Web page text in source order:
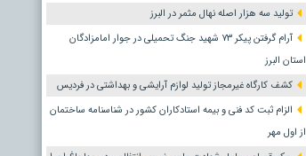
تولید سه هزار اصله نهال مثمر در البرز
آرام گرفتن پیکر ۷۳ شهید جنگ تحمیلی در جوار امامزادگان
استان البرز
کشف کارگاه غیرمجاز تولید لوازم آرایشی و بهداشتی در فردیس
الزام ثبت کد فنی و بیمه استادکاران کشور در شناسنامه ساختمان
از اول مهر